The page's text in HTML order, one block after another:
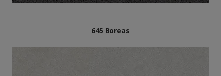
645 Boreas